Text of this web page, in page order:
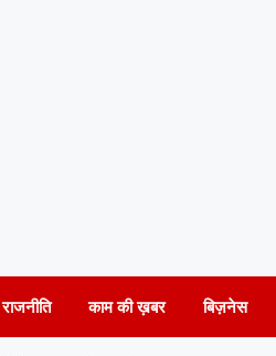
राजनीति काम की ख़बर बिज़नेस